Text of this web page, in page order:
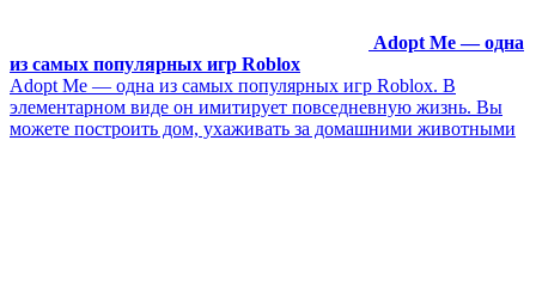
Adopt Me — одна
из самых популярных игр Roblox
Adopt Me — одна из самых популярных игр Roblox. В
элементарном виде он имитирует повседневную жизнь. Вы
можете построить дом, ухаживать за домашними животными